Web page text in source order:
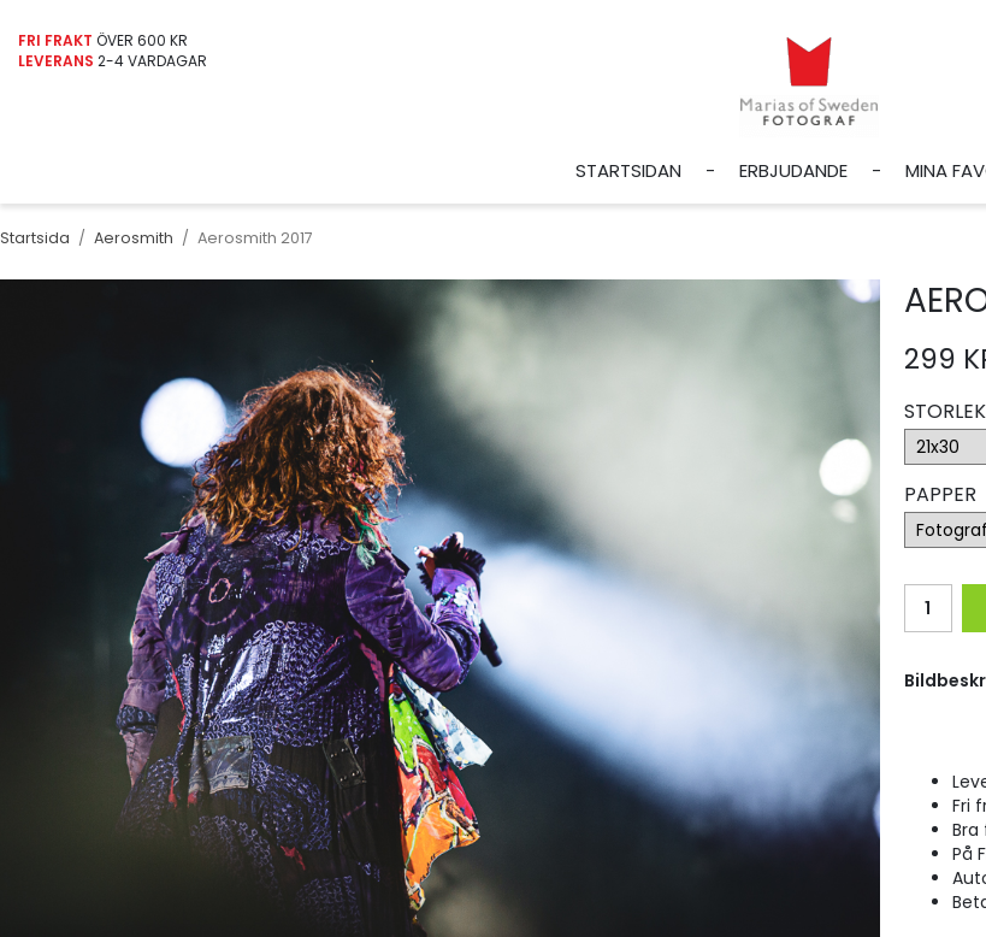
FRI FRAKT ÖVER 600 KR
LEVERANS 2-4 VARDAGAR
STARTSIDAN ERBJUDANDE MINA
Startsida / Aerosmith / Aerosmith 2017
299
STORLEK
PAPPER
Fri
Bra
På